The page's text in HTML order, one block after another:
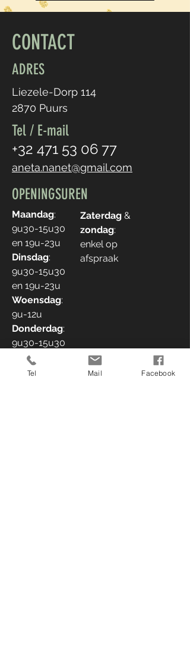
CONTACT
ADRES
Liezele-Dorp 114
2870 Puurs
Tel / E-mail
+32 471 53 06 77
aneta.nanet@gmail.com
OPENINGSUREN
Maandag:
9u30-15u30
en 19u-23u
Dinsdag:
9u30-15u30
en 19u-23u
Woensdag:
9u-12u
Donderdag:
9u30-15u30
en 19u-23u
Vrijdag
Zaterdag &
zondag:
enkel op
afspraak
Tel Mail Facebook